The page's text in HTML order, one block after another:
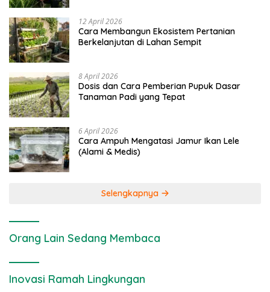
12 April 2026
Cara Membangun Ekosistem Pertanian
Berkelanjutan di Lahan Sempit
8 April 2026
Dosis dan Cara Pemberian Pupuk Dasar
Tanaman Padi yang Tepat
6 April 2026
Cara Ampuh Mengatasi Jamur Ikan Lele
(Alami & Medis)
Selengkapnya
Orang Lain Sedang Membaca
Inovasi Ramah Lingkungan